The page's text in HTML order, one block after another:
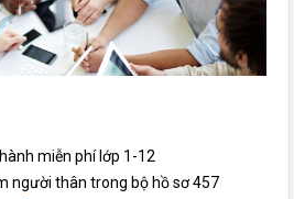
miễn phí lớp 1-12
người thân trong bộ hồ sơ 457